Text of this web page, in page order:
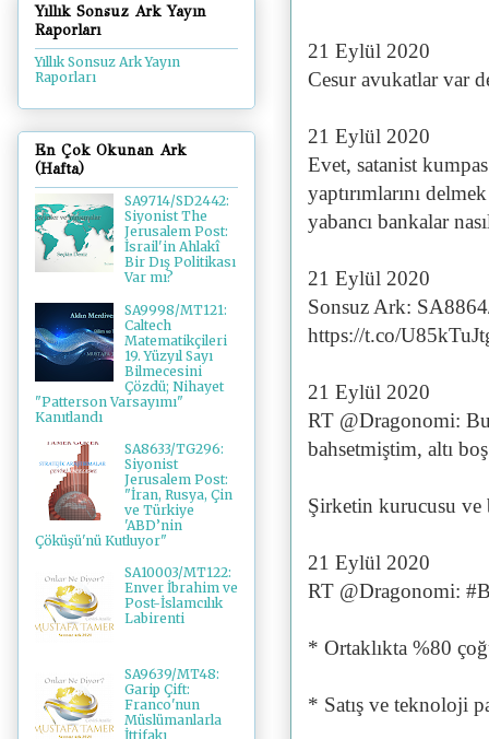
21 Eylül 2020
Cesur avukatlar var
21 Eylül 2020
Evet, satanist
yaptırımlarını
yabancı bankalar
21 Eylül 2020
Sonsuz Ark:
https://t.co/
21 Eylül 2020
RT @Dragonomi:
bahsetmiştim, altı
Şirketin kurucusu
21 Eylül 2020
RT @Dragonomi:
* Ortaklıkta %80
* Satış ve teknoloji
Yıllık Sonsuz Ark Yayın
Raporları
Yıllık Sonsuz Ark Yayın
Raporları
En Çok Okunan Ark
(Hafta)
SA9714/SD2442:
Siyonist The
Jerusalem Post:
İsrail'in Ahlakî
Bir Dış Politikası
Var mı?
SA9998/MT121:
Caltech
Matematikçileri
19. Yüzyıl Sayı
Bilmecesini
Çözdü; Nihayet
"Patterson Varsayımı"
Kanıtlandı
SA8633/TG296:
Siyonist
Jerusalem Post:
"İran, Rusya, Çin
ve Türkiye
'ABD’nin
Çöküşü'nü Kutluyor"
SA10003/MT122:
Enver İbrahim ve
Post-İslamcılık
Labirenti
SA9639/MT48:
Garip Çift:
Franco'nun
Müslümanlarla
İttifakı